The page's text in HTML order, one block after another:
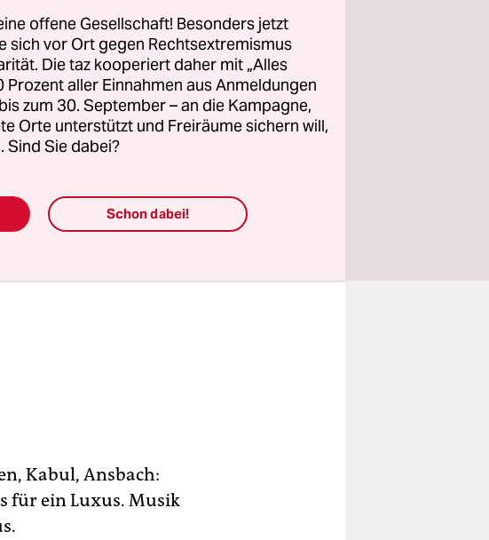
in Paris waren,
sein können.
ein Anschlag
Kabul, Ansbach:
für ein Luxus. Musik
offene Gesellschaft! Besonders jetzt
sich vor Ort gegen Rechtsextremismus
Die taz kooperiert daher mit „Alles
Prozent aller Einnahmen aus Anmeldungen
zum 30. September – an die Kampagne,
Orte unterstützt und Freiräume sichern will,
Sind Sie dabei?
Schon dabei!